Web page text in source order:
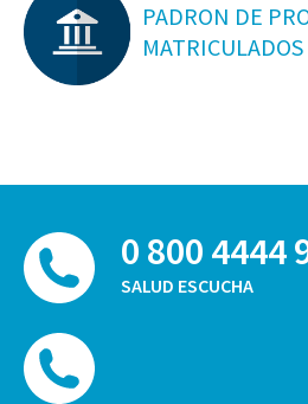
PADRON DE
MATRICULADOS
0 800 4444
SALUD ESCUCHA